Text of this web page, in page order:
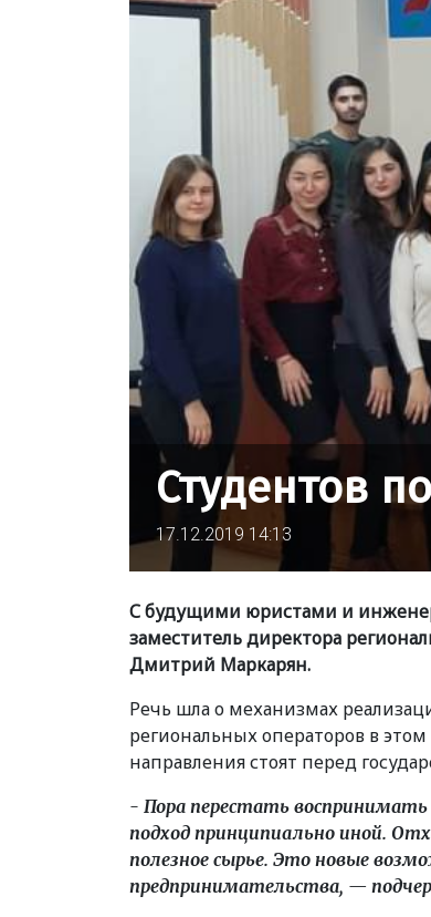
Студентов
17.12.2019 14:13
С будущими юристами и
заместитель директора
Дмитрий Маркарян.
Речь шла о механизмах
региональных операторов в
направления стоят перед
- Пора перестать
подход принципиально иной.
полезное сырье. Это новые
предпринимательства, —